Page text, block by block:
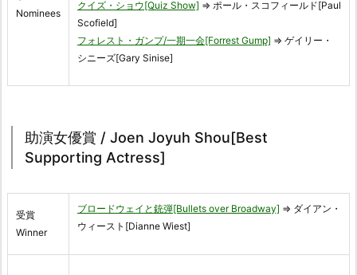
Nominees
クイズ・ショウ[Quiz Show] ⇒ ポール・スコフィールド[Paul
Scofield]
フォレスト・ガンプ/一期一会[Forrest Gump] ⇒ ゲイリー・
シニーズ[Gary Sinise]
助演女優賞 / Joen Joyuh Shou[Best
Supporting Actress]
受賞
Winner
ブロードウェイと銃弾[Bullets over Broadway] ⇒ ダイアン・
ウィースト[Dianne Wiest]